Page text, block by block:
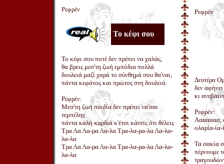
Ρεφρέν
Το κέφι σου
Το κέφι σου ποτέ δεν πρέπει να χαλάς,
θα βρεις μεσ'τη ζωή εμπόδια πολλά
δουλειά μαζί χαρά το σύνθημά σου θα'ναι,
πάντα κεφάτος και πρώτος στη δουλειά.
Ρεφρέν:
Μεσ'τη ζωή παιδία δεν πρέπει να'σαι
τεμπέλης
πάντα καλή καρδιά κ'έτσι κάνεις ότι θέλεις
Τρα Λα Λα-ρα Λα-λα Τρα-λα-ρα-λα Λα-λα-
λα-λα
Τρα Λα Λα-ρα Λα-λα Τρα-λα-ρα-λα Λα-λα-
λα-λα
Ρεφρέν
Δευτέρα
δεν
κι
Ρεφρέν:
Ααααααα,
ολαρία-
Τα σακία
πέρνουμε